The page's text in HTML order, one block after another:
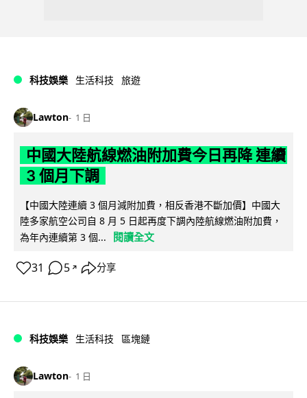
科技娛樂 生活科技 旅遊
Lawton 1 日
中國大陸航線燃油附加費今日再降 連續
3 個月下調
【中國大陸連續 3 個月減附加費，相反香港不斷加價】中國大
陸多家航空公司自 8 月 5 日起再度下調內陸航線燃油附加費，
為年內連續第 3 個...
閱讀全文
31 5 ↗ 分享
科技娛樂 生活科技 區塊鏈
Lawton 1 日